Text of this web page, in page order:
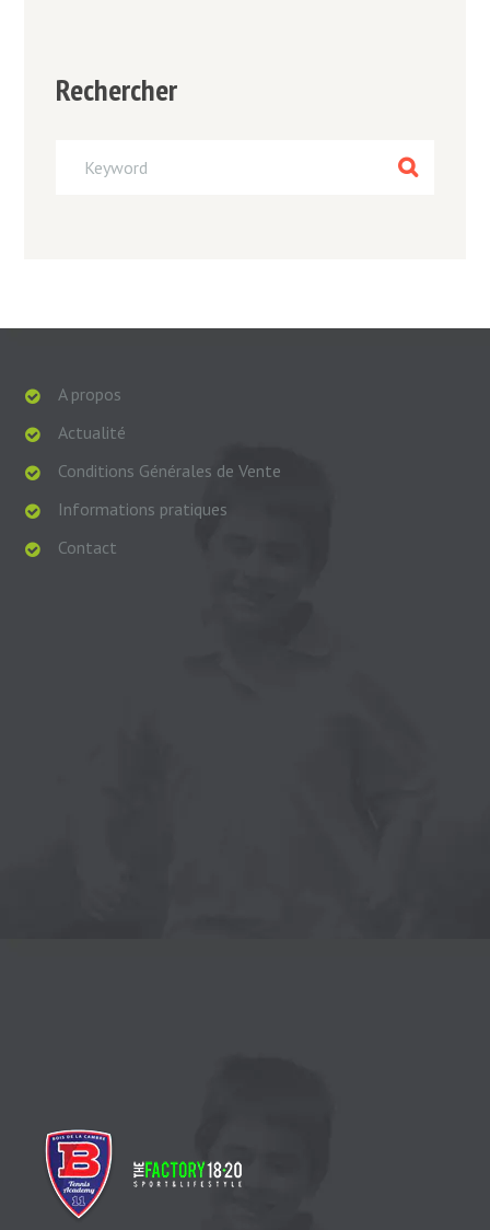
Rechercher
A propos
Actualité
Conditions Générales de Vente
Informations pratiques
Contact